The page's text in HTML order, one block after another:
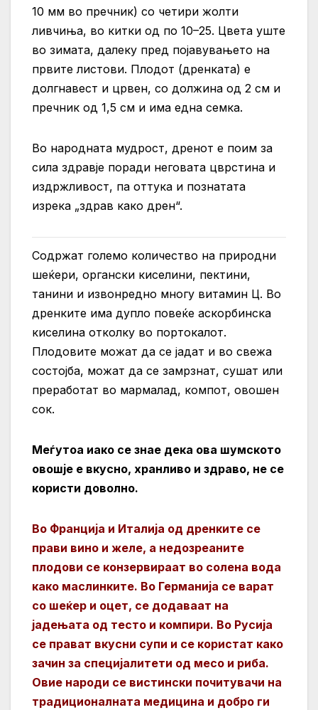
10 мм во пречник) со четири жолти
ливчиња, во китки од по 10–25. Цвета уште
во зимата, далеку пред појавувањето на
првите листови. Плодот (дренката) е
долгнавест и црвен, со должина од 2 см и
пречник од 1,5 см и има една семка.
Во народната мудрост, дренот е поим за
сила здравје поради неговата цврстина и
издржливост, па оттука и познатата
изрека „здрав како дрен“.
Содржат големо количество на природни
шеќери, органски киселини, пектини,
танини и извонредно многу витамин Ц. Во
дренките има дупло повеќе аскорбинска
киселина отколку во портокалот.
Плодовите можат да се јадат и во свежа
состојба, можат да се замрзнат, сушат или
преработат во мармалад, компот, овошен
сок.
Меѓутоа иако се знае дека ова шумското
овошје е вкусно, хранливо и здраво, не се
користи доволно.
Во Франција и Италија од дренките се
прави вино и желе, а недозреаните
плодови се конзервираат во солена вода
како маслинките. Во Германија се варат
со шеќер и оцет, се додаваат на
јадењата од тесто и компири. Во Русија
се прават вкусни супи и се користат како
зачин за специјалитети од месо и риба.
Овие народи се вистински почитувачи на
традиционалната медицина и добро ги